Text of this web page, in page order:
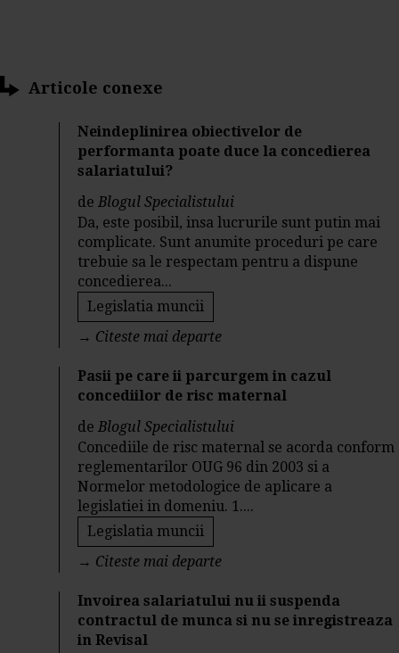
Articole conexe
Neindeplinirea obiectivelor de
performanta poate duce la concedierea
salariatului?
deBlogul Specialistului
Da, este posibil, insa lucrurile sunt putin mai
complicate. Sunt anumite proceduri pe care
trebuie sa le respectam pentru a dispune
concedierea...
Legislatia muncii
→ Citeste mai departe
Pasii pe care ii parcurgem in cazul
concediilor de risc maternal
deBlogul Specialistului
Concediile de risc maternal se acorda conform
reglementarilor OUG 96 din 2003 si a
Normelor metodologice de aplicare a
legislatiei in domeniu. 1....
Legislatia muncii
→ Citeste mai departe
Invoirea salariatului nu ii suspenda
contractul de munca si nu se inregistreaza
in Revisal